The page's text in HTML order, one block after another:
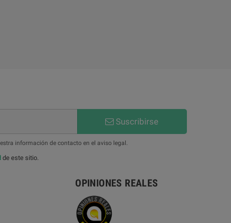
Suscribirse
información de contacto en el aviso legal.
de este sitio.
OPINIONES REALES